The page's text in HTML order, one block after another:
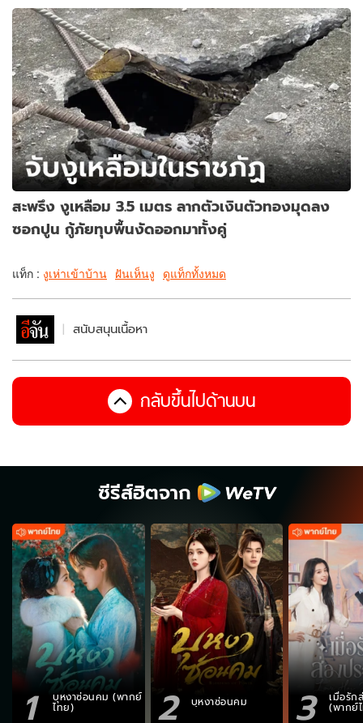
สะพรึง งูเหลือม 3.5 เมตร ลากตัวเงินตัวทองมุดลง
ซอกปูน กู้ภัยทุบพื้นงัดออกมาทั้งคู่
แท็ก : งูเห่าเข้าบ้าน ฝันเห็นงู ดูแท็กทั้งหมด
สนับสนุนเนื้อหา
กลับขึ้นไปด้านบน
ซีรีส์ฮิตจาก
1 บุหงาซ่อนคม (พากย์
ไทย) 2 บุหงาซ่อนคม 3 เมื่อรัก
(พากย์